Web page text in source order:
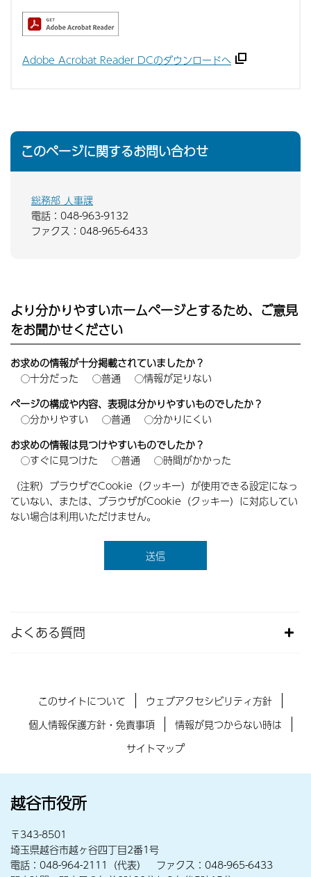
Adobe Acrobat Reader DCのダウンロードへ
このページに関するお問い合わせ
総務部 人事課
電話：048-963-9132
ファクス：048-965-6433
より分かりやすいホームページとするため、ご意見
をお聞かせください
お求めの情報が十分掲載されていましたか？
十分だった
普通
情報が足りない
ページの構成や内容、表現は分かりやすいものでしたか？
分かりやすい
普通
分かりにくい
お求めの情報は見つけやすいものでしたか？
すぐに見つけた
普通
時間がかかった
（注釈）ブラウザでCookie（クッキー）が使用できる設定になっ
ていない、または、ブラウザがCookie（クッキー）に対応してい
ない場合は利用いただけません。
よくある質問
このサイトについて
ウェブアクセシビリティ方針
個人情報保護方針・免責事項
情報が見つからない時は
サイトマップ
越谷市役所
〒343-8501
埼玉県越谷市越ヶ谷四丁目2番1号
電話：048-964-2111（代表） ファクス：048-965-6433